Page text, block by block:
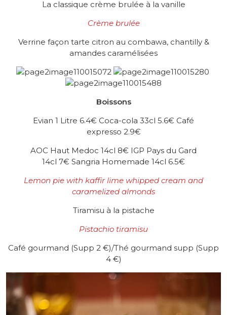
La classique crème brulée à la vanille
Crème brulée
Verrine façon tarte citron au combawa, chantilly &
amandes caramélisées
Boissons
Evian 1 Litre 6.4€ Coca-cola 33cl 5.6€ Café
expresso 2.9€
AOC Haut Medoc 14cl 8€ IGP Pays du Gard
14cl 7€ Sangria Homemade 14cl 6.5€
Lemon pie with kaffir lime whipped cream and
caramelized almonds
Tiramisu à la pistache
Pistachio tiramisu
Café gourmand (Supp 2 €)/Thé gourmand supp (Supp
4 €)